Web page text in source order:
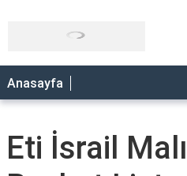
Anasayfa
Eti İsrail